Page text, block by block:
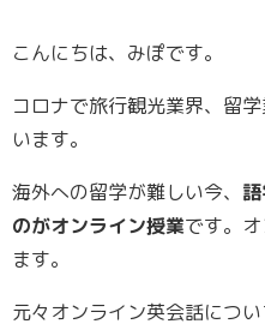
こんにちは、みぽです。
コロナで旅行観光業界、留
います。
海外への留学が難しい今、
のがオンライン授業です。
ます。
元々オンライン英会話につ